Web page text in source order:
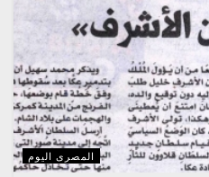
المصرى اليوم